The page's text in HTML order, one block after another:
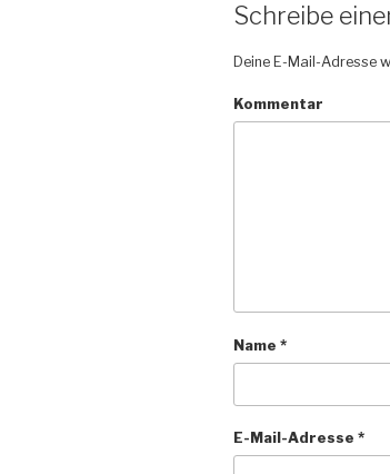
Schreibe
Deine E-Mail-Adresse
Kommentar
Name*
E-Mail-Adresse*